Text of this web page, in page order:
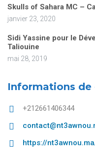
Skulls of Sahara MC –
janvier 23, 2020
Sidi Yassine pour le
Taliouine
mai 28, 2019
Informations
+212661406344
https://